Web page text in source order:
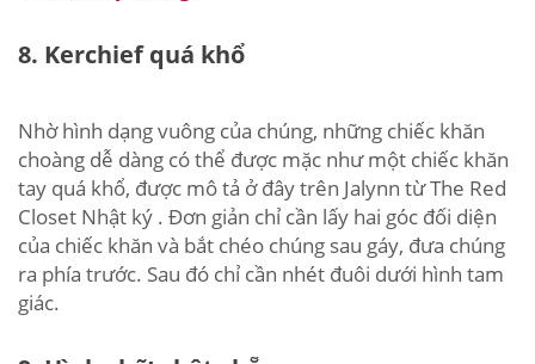
8. Kerchief quá khổ
Nhờ hình dạng vuông của chúng, những chiếc khăn
choàng dễ dàng có thể được mặc như một chiếc khăn
tay quá khổ, được mô tả ở đây trên Jalynn từ The Red
Closet Nhật ký . Đơn giản chỉ cần lấy hai góc đối diện
của chiếc khăn và bắt chéo chúng sau gáy, đưa chúng
ra phía trước. Sau đó chỉ cần nhét đuôi dưới hình tam
giác.